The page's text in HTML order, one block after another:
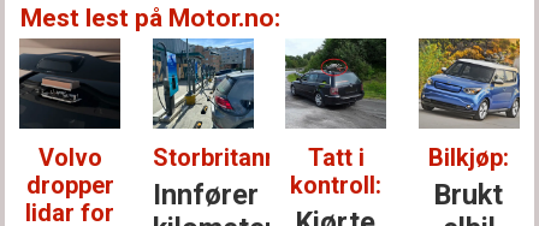
Mest lest på Motor.no:
Volvo
dropper
lidar for
Storbritannia:
Innfører
Tatt i
kontroll:
Bilkjøp:
Brukt